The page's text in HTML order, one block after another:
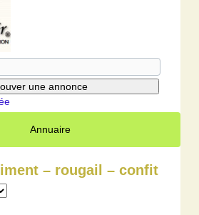
Annuaire
– rougail – confit